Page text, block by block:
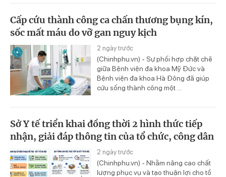
Cấp cứu thành công ca chấn thương bụng kín,
sốc mất máu do vỡ gan nguy kịch
2 ngày trước
(Chinhphu.vn) - Sự phối hợp chặt chẽ
giữa Bệnh viện đa khoa Mỹ Đức và
Bệnh viện đa khoa Hà Đông đã giúp
cứu sống thành công một ...
Sở Y tế triển khai đồng thời 2 hình thức tiếp
nhận, giải đáp thông tin của tổ chức, công dân
2 ngày trước
(Chinhphu.vn) - Nhằm nâng cao chất
lượng phục vụ và tạo thuận lợi cho tổ